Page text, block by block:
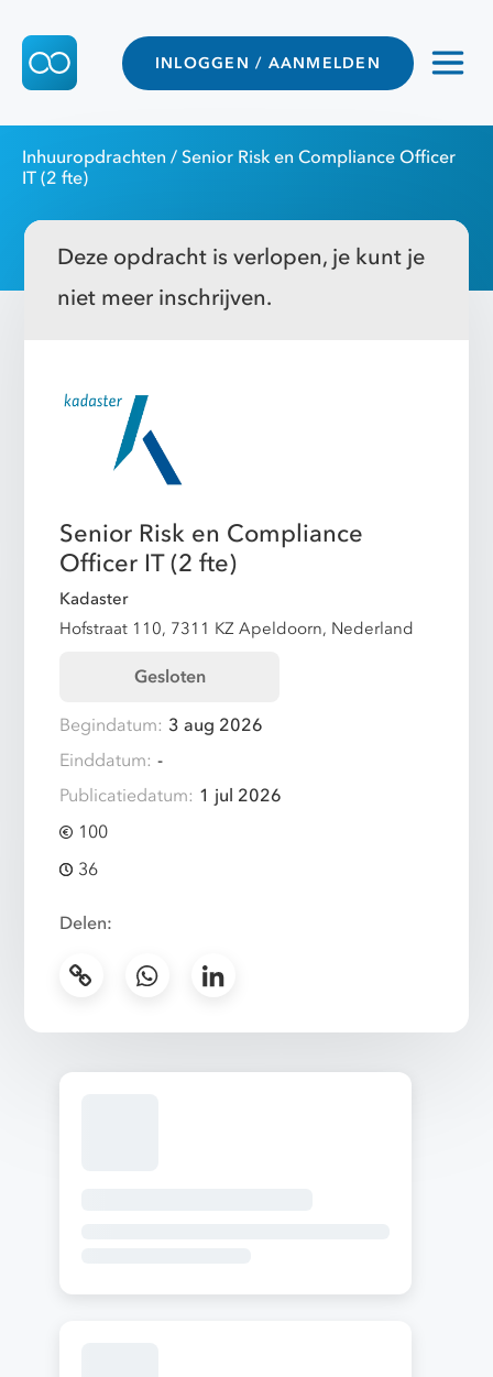
INLOGGEN / AANMELDEN
Inhuuropdrachten / Senior Risk en Compliance Officer
IT (2 fte)
Deze opdracht is verlopen, je kunt je
niet meer inschrijven.
Senior Risk en Compliance
Officer IT (2 fte)
Kadaster
Hofstraat 110, 7311 KZ Apeldoorn, Nederland
Gesloten
Begindatum: 3 aug 2026
Einddatum: -
Publicatiedatum: 1 jul 2026
100
36
Delen: